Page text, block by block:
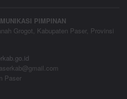
PIMPINAN
Grogot, Kabupaten Paser, Provinsi
Paser